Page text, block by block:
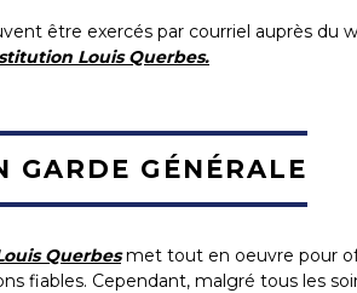
être exercés par courriel auprès du
Louis Querbes.
GARDE GÉNÉRALE
Querbesmet tout en oeuvre pour
fiables. Cependant, malgré tous les